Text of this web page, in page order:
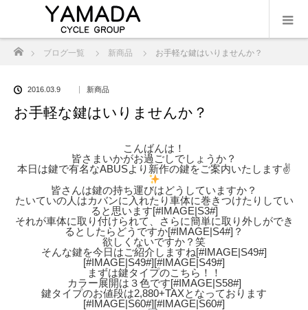
ブログ一覧 新商品 お手軽な鍵はいりませんか？
2016.03.9 新商品
お手軽な鍵はいりませんか？
こんばんは！
皆さまいかがお過ごしでしょうか？
本日は鍵で有名なABUSより新作の鍵をご案内いたします✌
皆さんは鍵の持ち運びはどうしていますか？
たいていの人はカバンに入れたり車体に巻きつけたりしてい
ると思います[#IMAGE|S3#]
それが車体に取り付けられて、さらに簡単に取り外しができ
るとしたらどうですか[#IMAGE|S4#]？
欲しくないですか？笑
そんな鍵を今日はご紹介しますね[#IMAGE|S49#]
[#IMAGE|S49#][#IMAGE|S49#]
まずは鍵タイプのこちら！！
カラー展開は３色です[#IMAGE|S58#]
鍵タイプのお値段は2,880+TAXとなっております
[#IMAGE|S60#][#IMAGE|S60#]